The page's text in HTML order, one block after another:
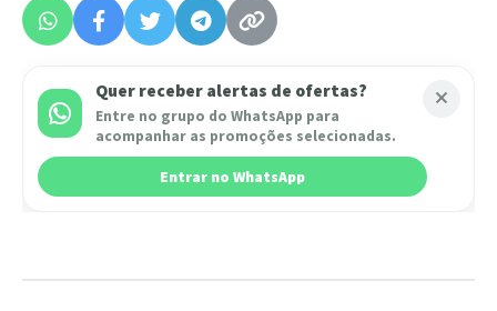
Quer receber alertas de ofertas?
Entre no grupo do WhatsApp para
acompanhar as promoções selecionadas.
Entrar no WhatsApp